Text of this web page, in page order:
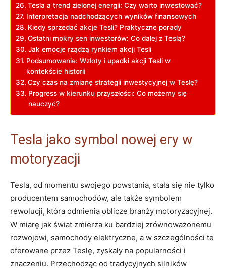
Tesla a ‍trend zielonej energii: Czy warto inwestować?
Interpretacja nadchodzących wyników finansowych
Kiedy sprzedać akcje Tesli?⁤ Praktyczne porady
Ostatni mokry sen⁣ inwestorów: ‍Co dalej z⁢ Teslą?
Jak emocje​ rządzą rynkiem akcji Tesli
Podsumowanie: ⁢Wzloty i upadki akcji Tesli w
kontekście historii
Czy czas na⁢ zmianę strategii inwestycyjnej ⁢w Teslę?
Progress‌ w kierunku⁢ przyszłości: Co możemy się
nauczyć?
Tesla jako symbol nowej ery⁣ w
motoryzacji
Tesla, od momentu ‌swojego powstania,⁢ stała się nie ⁣tylko
producentem samochodów, ale także symbolem
rewolucji, która ‌odmienia​ oblicze branży‍ motoryzacyjnej.
W‌ miarę jak świat zmierza ku bardziej zrównoważonemu
rozwojowi, samochody elektryczne, a w szczególności te
oferowane przez Teslę, ‌zyskały na popularności i‍
znaczeniu.‍ Przechodząc od tradycyjnych silników